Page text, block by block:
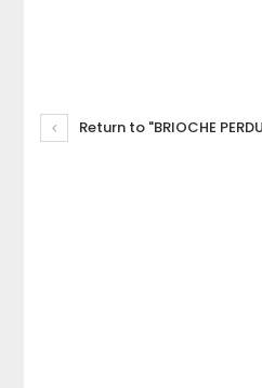
Return to "BRIOCHE